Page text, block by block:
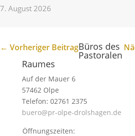
7. August 2026
← Vorheriger BeitragBüros des
Pastoralen
Raumes
Auf der Mauer 6
57462 Olpe
Telefon: 02761 2375
buero@pr-olpe-drolshagen.de
Öffnungszeiten: